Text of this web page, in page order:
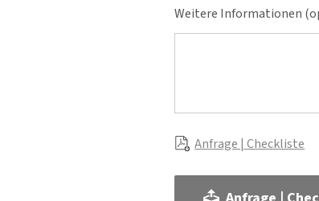
Weitere Informationen
Anfrage | Checkliste